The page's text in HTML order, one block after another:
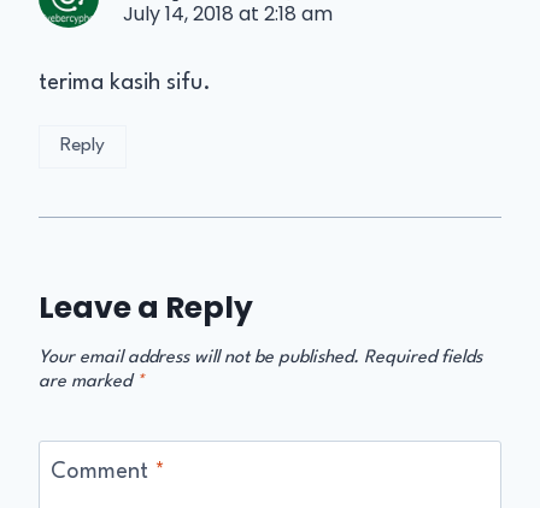
July 14, 2018 at 2:18 am
terima kasih sifu.
Reply
Leave a Reply
Your email address will not be published. Required fields
are marked *
Comment *